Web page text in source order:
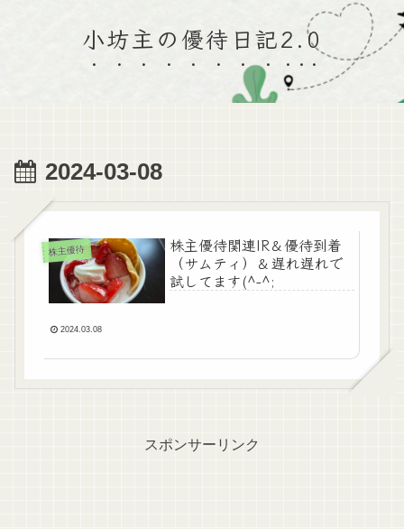
小坊主の優待日記2.0
2024-03-08
株主優待
株主優待関連IR＆優待到着
（サムティ）＆遅れ遅れで
試してます(^-^;
2024.03.08
スポンサーリンク